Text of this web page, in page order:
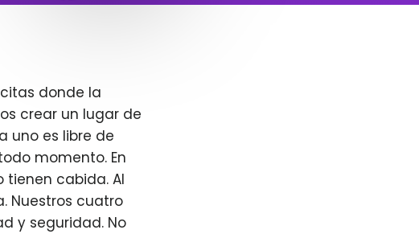
donde la
crear un lugar de
uno es libre de
momento. En
tienen cabida. Al
Nuestros cuatro
y seguridad. No